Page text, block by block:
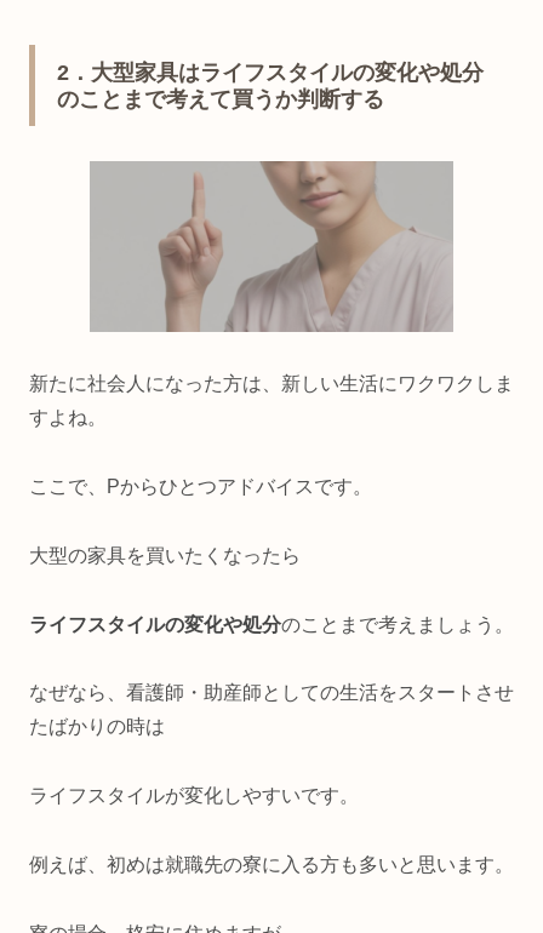
2．大型家具はライフスタイルの変化や処分
のことまで考えて買うか判断する
新たに社会人になった方は、新しい生活にワクワクしま
すよね。
ここで、Pからひとつアドバイスです。
大型の家具を買いたくなったら
ライフスタイルの変化や処分のことまで考えましょう。
なぜなら、看護師・助産師としての生活をスタートさせ
たばかりの時は
ライフスタイルが変化しやすいです。
例えば、初めは就職先の寮に入る方も多いと思います。